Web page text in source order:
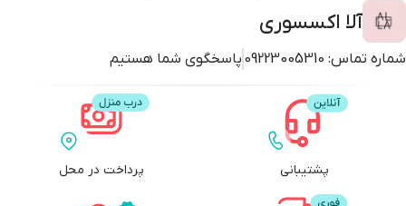
آلا اکسسوری
شماره تماس: 09223005310 پاسخگوی شما هستیم
پشتیبانی پرداخت در محل